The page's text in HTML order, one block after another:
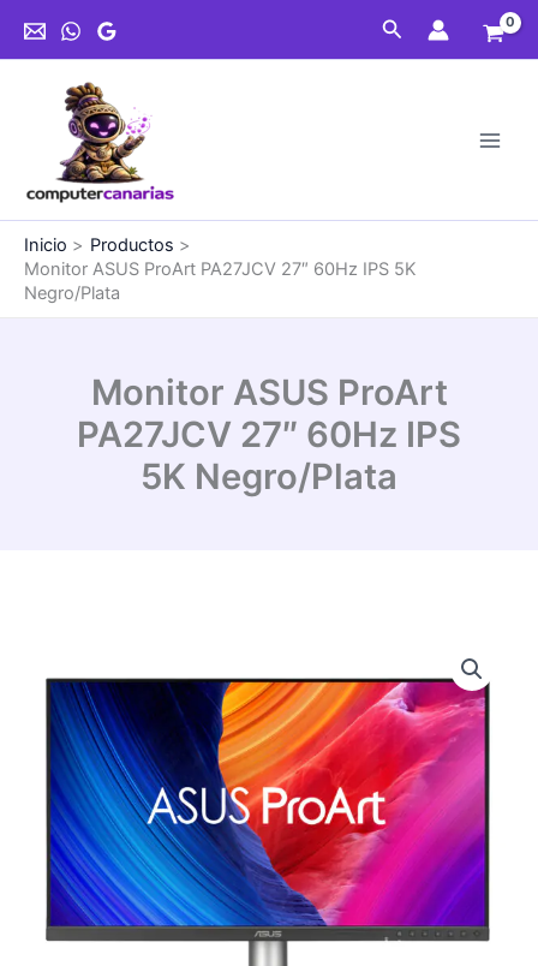
Buscar
Inicio
Productos
Monitor ASUS ProArt PA27JCV 27″ 60Hz IPS 5K
Negro/Plata
Monitor ASUS ProArt
PA27JCV 27″ 60Hz IPS
5K Negro/Plata